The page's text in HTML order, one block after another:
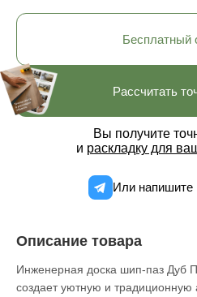
Рассчитать
Вы получите
и раскладку для
Или напишите
Бесплатный
Описание товара
Инженерная доска шип-паз Дуб
создает уютную и традиционную